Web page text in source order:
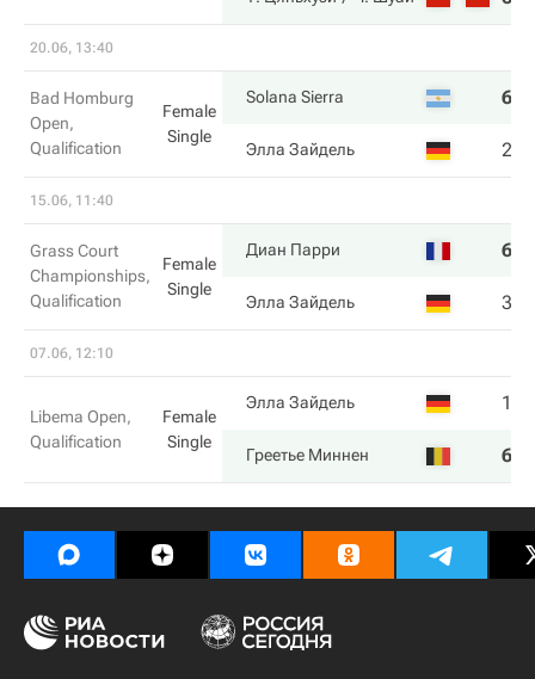
20.06, 13:40
Bad Homburg
Open,
Qualification
Female
Single
Solana Sierra 6
Элла Зайдель 2
15.06, 11:40
Grass Court
Championships,
Qualification
Female
Single
Диан Парри 6
Элла Зайдель 3
07.06, 12:10
Libema Open,
Qualification
Female
Single
Элла Зайдель 1
Греетье Миннен 6